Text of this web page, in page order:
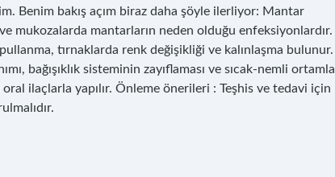
Benim bakış açım biraz daha şöyle ilerliyor: Mantar
mukozalarda mantarların neden olduğu enfeksiyonlardır.
tırnaklarda renk değişikliği ve kalınlaşma bulunur.
bağışıklık sisteminin zayıflaması ve sıcak-nemli
ilaçlarla yapılır. Önleme önerileri : Teşhis ve tedavi için